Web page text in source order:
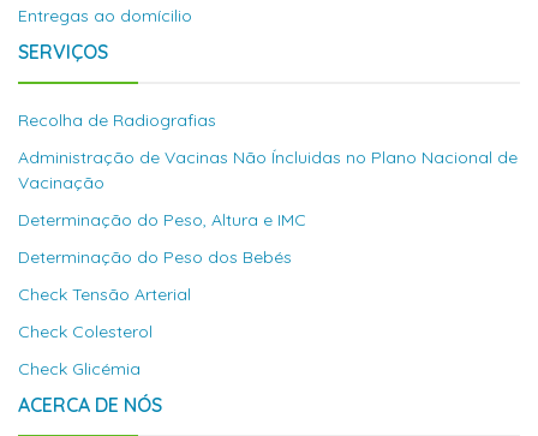
Entregas ao domícilio
SERVIÇOS
Recolha de Radiografias
Administração de Vacinas Não Íncluidas no Plano Nacional de
Vacinação
Determinação do Peso, Altura e IMC
Determinação do Peso dos Bebés
Check Tensão Arterial
Check Colesterol
Check Glicémia
ACERCA DE NÓS